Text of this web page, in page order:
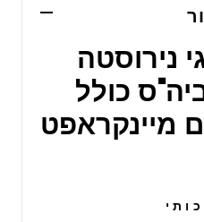
נירוסטה
כולל
מיינקראפט